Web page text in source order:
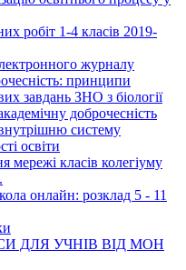
робіт 1-4 класів 2019-
журналу
принципи
завдань ЗНО з біології
доброчесність
систему
освіти
мережі класів колегіуму
онлайн: розклад 5 - 11
ДЛЯ УЧНІВ ВІД МОН